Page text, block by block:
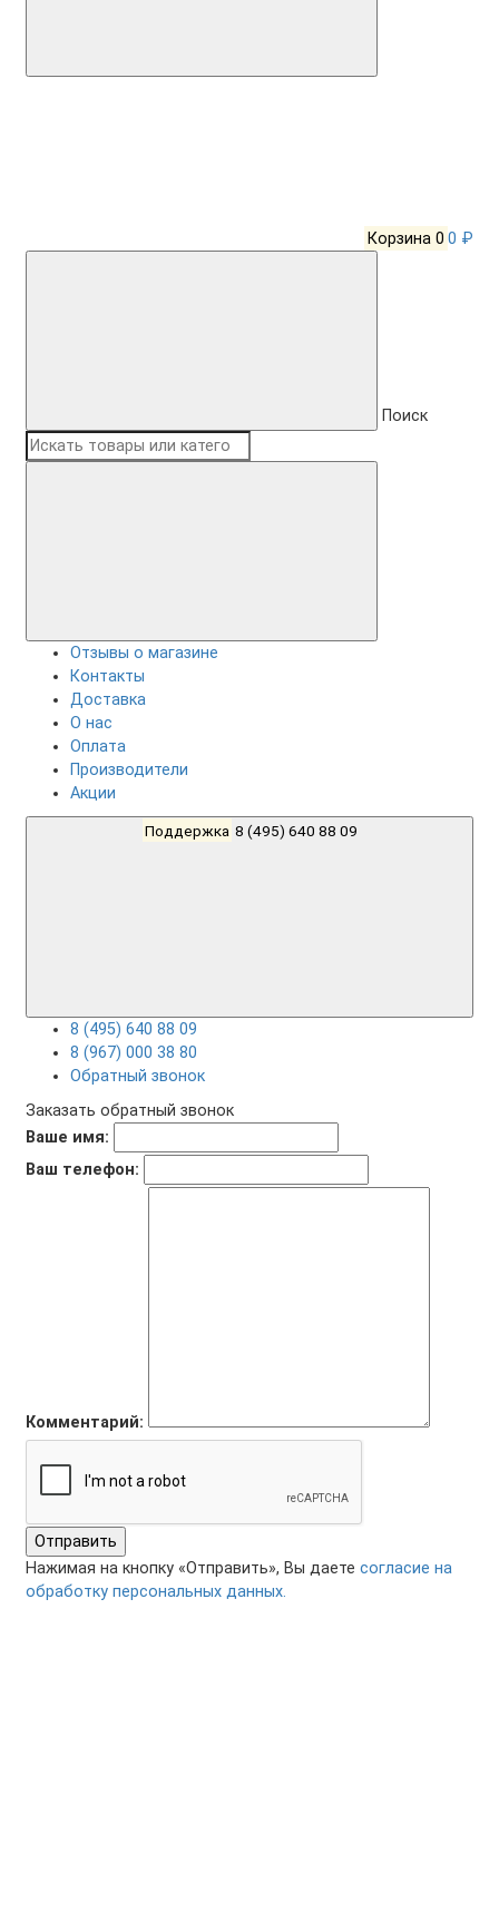
Корзина 0 0 ₽
Поиск
Отзывы о магазине
Контакты
Доставка
О нас
Оплата
Производители
Акции
Поддержка
8 (495) 640 88 09
8 (967) 000 38 80
Обратный звонок
Заказать обратный звонок
Ваше имя:
Ваш телефон:
Комментарий:
Отправить
Нажимая на кнопку «Отправить», Вы даете согласие на
обработку персональных данных.